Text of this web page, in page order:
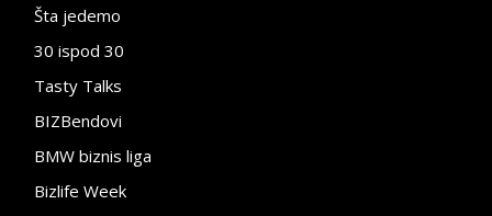
Šta jedemo
30 ispod 30
Tasty Talks
BIZBendovi
BMW biznis liga
Bizlife Week